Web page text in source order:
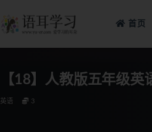
首页
【18】人教版五年级英
英语 3